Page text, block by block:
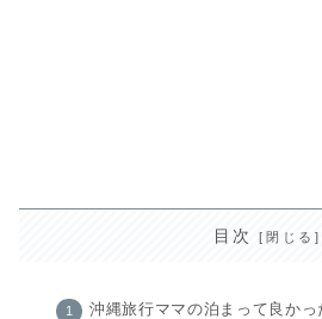
目次
沖縄旅行ママの泊まって良かっ